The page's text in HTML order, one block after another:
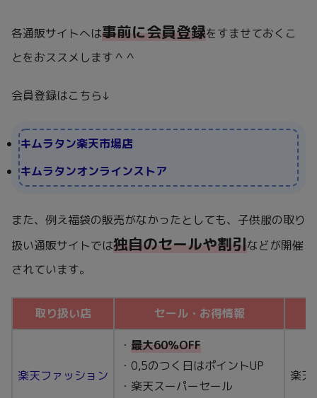
各通販サイトへは事前に会員登録をすませておくこ
とをおススメします＾＾
会員登録はこちら↓
キムラタン楽天市場店
キムラタンオンラインストア
また、例え福袋の販売がなかったとしても、子供服の取り
扱い通販サイトでは独自のセールや割引などが開催
されています。
取り扱い店 セール・お得情報
楽天ファッション
・ 最大60％OFF
・0,5のつく日はポイントUP
・楽天スーパーセール
楽天